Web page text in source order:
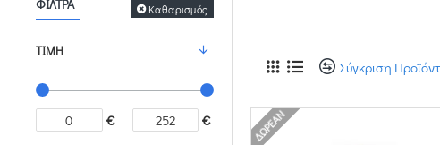
ΦΊΛΤΡΑ Καθαρισμός
ΤΙΜΉ
€ €
Σύγκριση
ΔΩΡΕΆΝ